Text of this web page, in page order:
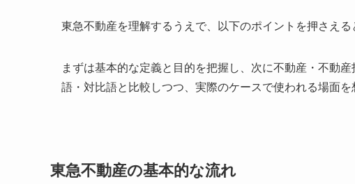
東急不動産を理解するうえで、以下のポイントを押さえる
まずは基本的な定義と目的を把握し、次に不動産・不動
語・対比語と比較しつつ、実際のケースで使われる場面を
東急不動産の基本的な流れ